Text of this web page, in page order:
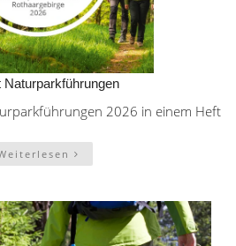
Naturparkführungen
2026 in einem Heft